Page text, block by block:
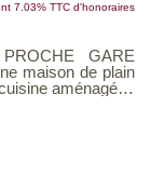
7.03% TTC d'honoraires
aménagée ,